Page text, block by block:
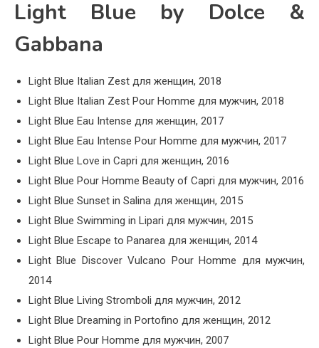
Light Blue by Dolce &
Gabbana
Light Blue Italian Zest для женщин, 2018
Light Blue Italian Zest Pour Homme для мужчин, 2018
Light Blue Eau Intense для женщин, 2017
Light Blue Eau Intense Pour Homme для мужчин, 2017
Light Blue Love in Capri для женщин, 2016
Light Blue Pour Homme Beauty of Capri для мужчин, 2016
Light Blue Sunset in Salina для женщин, 2015
Light Blue Swimming in Lipari для мужчин, 2015
Light Blue Escape to Panarea для женщин, 2014
Light Blue Discover Vulcano Pour Homme для мужчин,
2014
Light Blue Living Stromboli для мужчин, 2012
Light Blue Dreaming in Portofino для женщин, 2012
Light Blue Pour Homme для мужчин, 2007